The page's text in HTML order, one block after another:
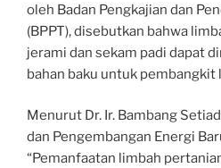
oleh Badan Pengkajian dan
(BPPT), disebutkan bahwa
jerami dan sekam padi dapat
bahan baku untuk pembangkit
Menurut Dr. Ir. Bambang
dan Pengembangan Energi
“Pemanfaatan limbah